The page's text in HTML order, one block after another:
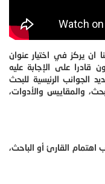
ان يركز في اختيار عنوان
قادرا على الإجابة عليه
الجوانب الرئيسية للبحث
والمقاييس والأدوات،
القارئ أو الباحث،